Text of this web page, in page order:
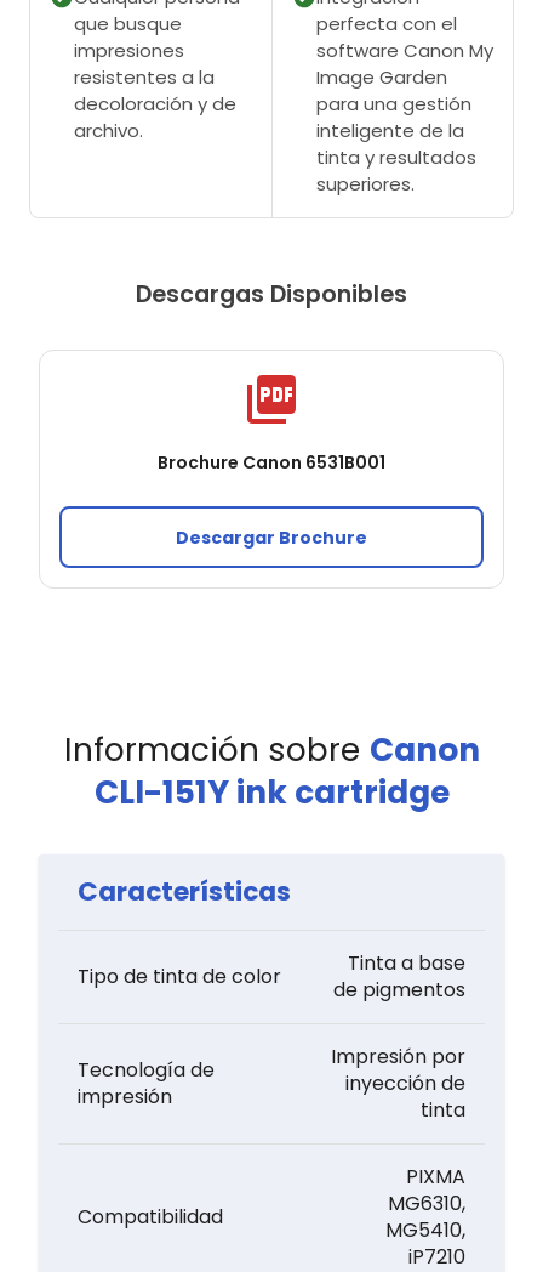
que busque
impresiones
resistentes a la
decoloración y de
archivo.
perfecta con el
software Canon My
Image Garden
para una gestión
inteligente de la
tinta y resultados
superiores.
Descargas Disponibles
Brochure Canon 6531B001
Descargar Brochure
Información sobre Canon
CLI-151Y ink cartridge
Características
Tipo de tinta de color
Tinta a base
de pigmentos
Tecnología de
impresión
Impresión por
inyección de
tinta
Compatibilidad
PIXMA
MG6310,
MG5410,
iP7210